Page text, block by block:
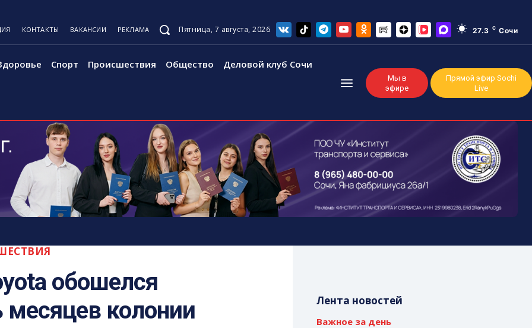
КОНТАКТЫ ВАКАНСИИ РЕКЛАМА Пятница, 7 августа, 2026 27.3 C Сочи
Спорт Происшествия Общество Деловой клуб Сочи
Мы в
эфире
Прямой эфир Sochi
Live
обошелся
колонии
Лента новостей
Важное за день